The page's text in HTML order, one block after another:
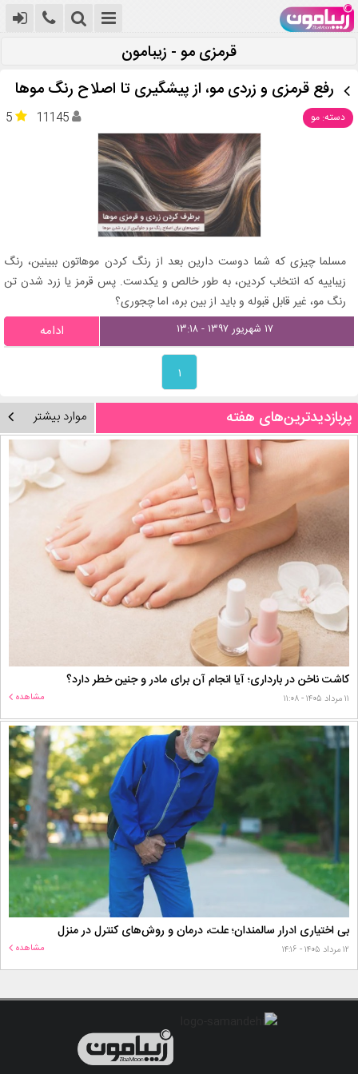
قرمزی مو - زیبامون
رفع قرمزی و زردی مو، از پیشگیری تا اصلاح رنگ موها
دسته: مو 5 11145
مسلما چیزی که شما دوست دارین بعد از رنگ کردن موهاتون ببینین، رنگ
زیباییه که انتخاب کردین، به طور خالص و یکدست. پس قرمز یا زرد شدن تن
رنگ مو، غیر قابل قبوله و باید از بین بره، اما چجوری؟
۱۷ شهریور ۱۳۹۷ - ۱۳:۱۸ ادامه
۱
پربازدیدترین‌های هفته موارد بیشتر
کاشت ناخن در بارداری؛ آیا انجام آن برای مادر و جنین خطر دارد؟
۱۱ مرداد ۱۴۰۵ - ۱۱:۰۸ مشاهده
بی اختیاری ادرار سالمندان؛ علت، درمان و روش‌های کنترل در منزل
۱۲ مرداد ۱۴۰۵ - ۱۴:۱۶ مشاهده